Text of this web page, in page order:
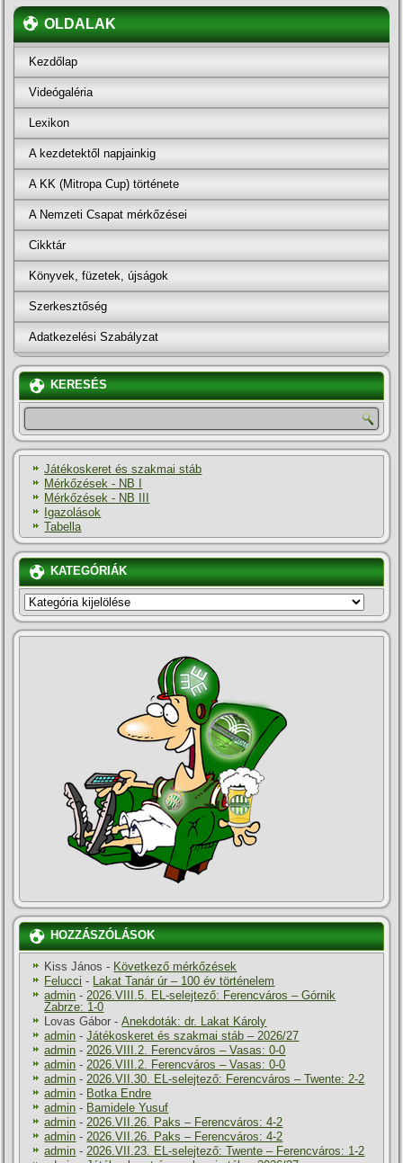
OLDALAK
Kezdőlap
Videógaléria
Lexikon
A kezdetektől napjainkig
A KK (Mitropa Cup) története
A Nemzeti Csapat mérkőzései
Cikktár
Könyvek, füzetek, újságok
Szerkesztőség
Adatkezelési Szabályzat
KERESÉS
Játékoskeret és szakmai stáb
Mérkőzések - NB I
Mérkőzések - NB III
Igazolások
Tabella
KATEGÓRIÁK
KATEGÓRIÁK
HOZZÁSZÓLÁSOK
Kiss János - Következő mérkőzések
Felucci - Lakat Tanár úr – 100 év történelem
admin -2026.VIII.5. EL-selejtező: Ferencváros – Górnik
Zabrze: 1-0
Lovas Gábor -Anekdoták: dr. Lakat Károly
admin -Játékoskeret és szakmai stáb – 2026/27
admin -2026.VIII.2. Ferencváros – Vasas: 0-0
admin -2026.VIII.2. Ferencváros – Vasas: 0-0
admin -2026.VII.30. EL-selejtező: Ferencváros – Twente: 2-2
admin - Botka Endre
admin - Bamidele Yusuf
admin -2026.VII.26. Paks – Ferencváros: 4-2
admin -2026.VII.26. Paks – Ferencváros: 4-2
admin -2026.VII.23. EL-selejtező: Twente – Ferencváros: 1-2